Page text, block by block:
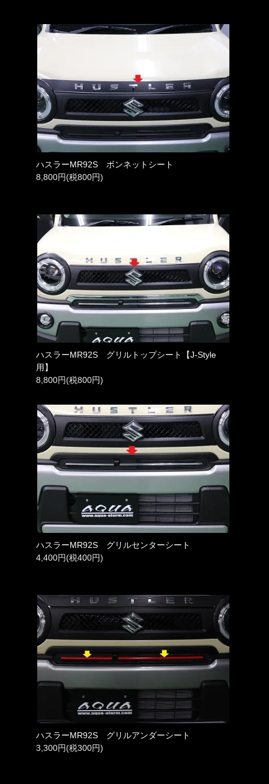
ハスラーMR92S ボンネットシート
8,800円(税800円)
ハスラーMR92S グリルトップシート【J-Style
用】
8,800円(税800円)
ハスラーMR92S グリルセンターシート
4,400円(税400円)
ハスラーMR92S グリルアンダーシート
3,300円(税300円)